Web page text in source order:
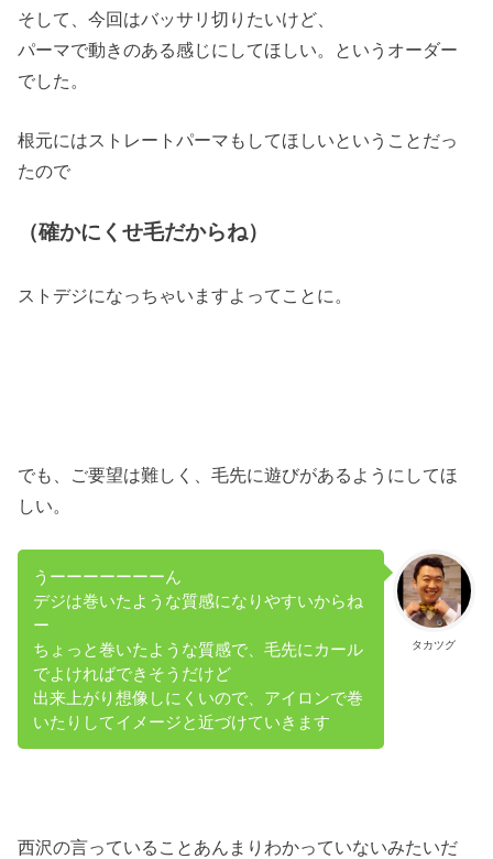
そして、今回はバッサリ切りたいけど、
パーマで動きのある感じにしてほしい。というオーダー
でした。
根元にはストレートパーマもしてほしいということだっ
たので
（確かにくせ毛だからね）
ストデジになっちゃいますよってことに。
でも、ご要望は難しく、毛先に遊びがあるようにしてほ
しい。
タカツグ
うーーーーーーーん
デジは巻いたような質感になりやすいからね
ー
ちょっと巻いたような質感で、毛先にカール
でよければできそうだけど
出来上がり想像しにくいので、アイロンで巻
いたりしてイメージと近づけていきます
西沢の言っていることあんまりわかっていないみたいだ